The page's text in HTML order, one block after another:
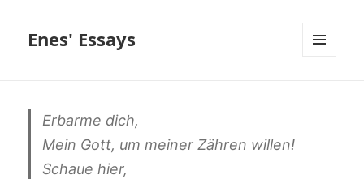
Enes' Essays
Erbarme dich,
Mein Gott, um meiner Zähren willen!
Schaue hier,